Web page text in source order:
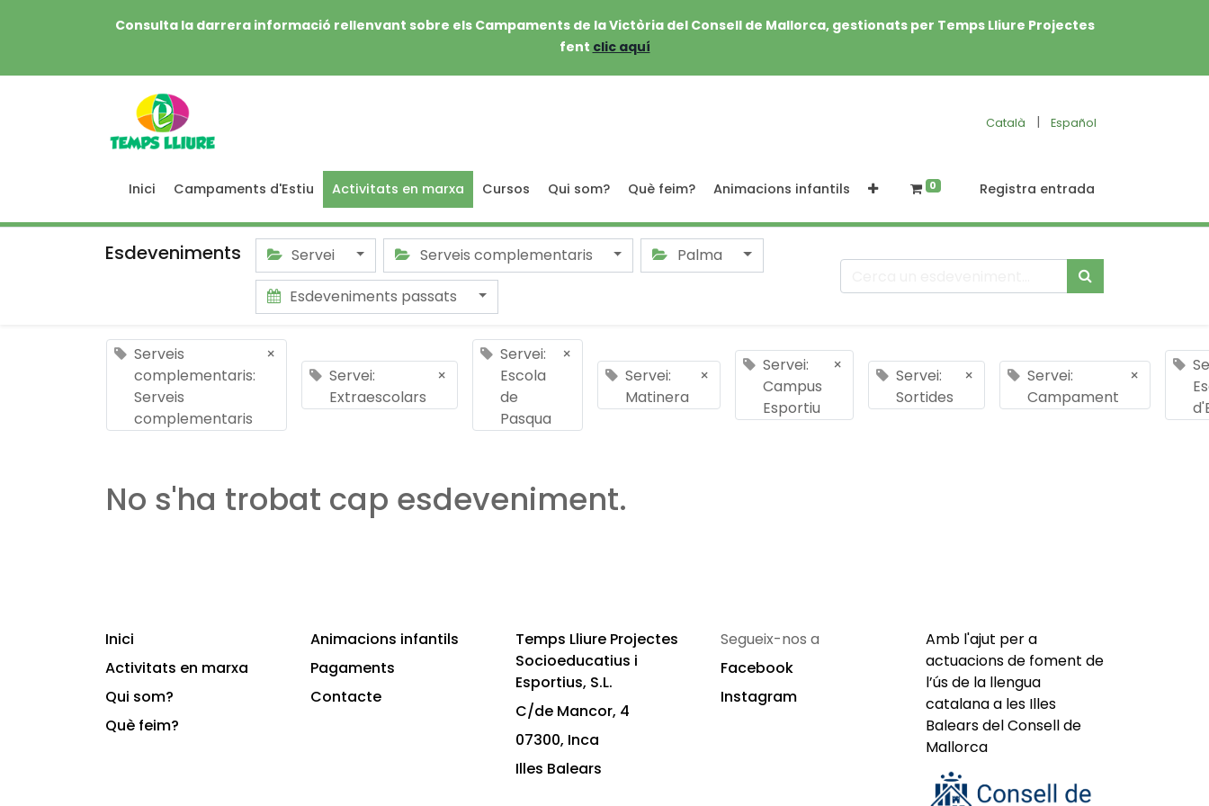
Consulta la darrera informació rellenvant sobre els Campaments de la Victòria del Consell de Mallorca, gestionats per Temps Lliure Projectes
fent clic aquí
Català | Español
Inici Campaments d'Estiu Activitats en marxa Cursos Qui som? Què feim? Animacions infantils 0 Registra entrada
Esdeveniments Servei Serveis complementaris
Palma
Esdeveniments passats
Serveis
complementaris:
Serveis
complementaris
×
Servei:
Extraescolars
×
Servei:
Escola
de
Pasqua
×
Servei:
Matinera
×
Servei:
Campus
Esportiu
×
Servei:
Sortides
×
Servei:
Campament
×
No s'ha trobat cap esdeveniment.
Inici
Activitats en marxa
Qui som?
Què feim?
Animacions infantils
Pagaments
Contacte
Temps Lliure Projectes
Socioeducatius i
Esportius, S.L.
C/de Mancor, 4
07300, Inca
Illes Balears
Segueix-nos a
Facebook
Instagram
Amb l'ajut per a
actuacions de foment de
l’ús de la llengua
catalana a les Illes
Balears del Consell de
Mallorca